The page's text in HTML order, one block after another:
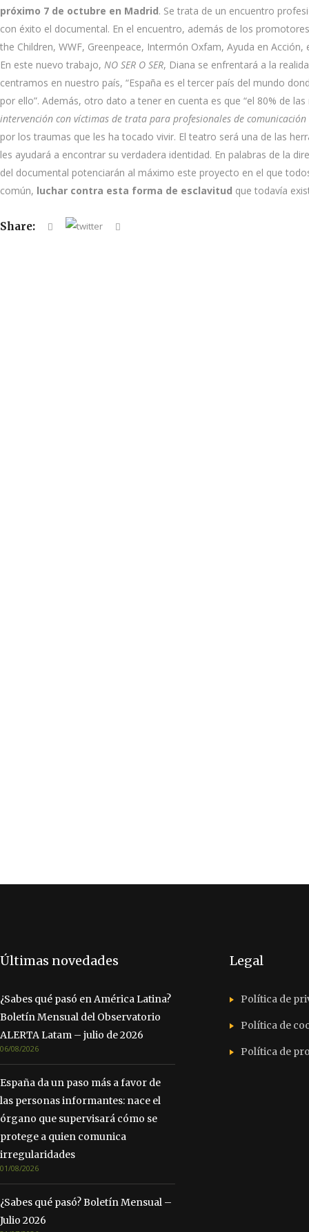
próximo 7 de octubre en Madrid. Se trata de un encuentro
con éxito el documental. En el encuentro, además de los
the Children, WWF, Greenpeace, Intermón Oxfam, Ayuda en Acción,
En este nuevo trabajo, NO SER O SER, Diana se enfrentará a la
centramos en nuestro país, “España es el tercer país del mundo
por ello”. Además, otro dato a tener en cuenta es que “el 80% de
intervención con víctimas de trata para profesionales de comunicación
por los traumas que les ha tocado vivir. El teatro será una de las
les ayudará a encontrar su verdadera identidad. En palabras de la
del documental potenciarán al máximo este proyecto en el que
común, luchar contra esta forma de esclavitud que todavía
Share:
Últimas novedades
¿Sabes qué pasó en América Latina?
Boletín Mensual del Observatorio
ALERTA Latam – julio de 2026
06/08/2026
España da un paso más a favor de
las personas informantes: nace el
órgano que supervisará cómo se
protege a quien comunica
irregularidades
01/08/2026
¿Sabes qué pasó? Boletín Mensual –
Julio 2026
Legal
Política de
Política de
Política de